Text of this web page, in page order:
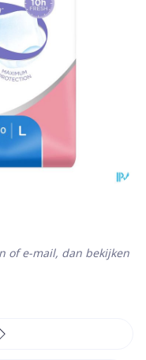
of e-mail, dan bekijken